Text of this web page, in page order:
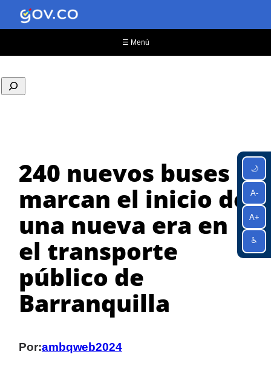
🌙
A-
A+
♿
contenido
☰ Menú
240 nuevos buses
marcan el inicio de
una nueva era en
el transporte
público de
Barranquilla
Por:ambqweb2024